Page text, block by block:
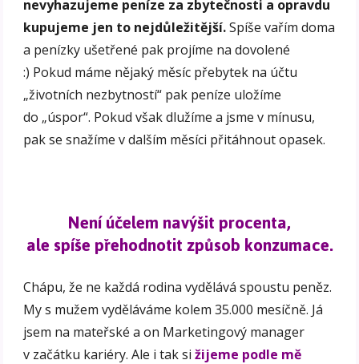
nevyhazujeme peníze za zbytečnosti a opravdu
kupujeme jen to nejdůležitější.Spíše vařím doma
a penízky ušetřené pak projíme na dovolené
:) Pokud máme nějaký měsíc přebytek na účtu
„životních nezbytností“ pak peníze uložíme
do „úspor“. Pokud však dlužíme a jsme v mínusu,
pak se snažíme v dalším měsíci přitáhnout opasek.
Není účelem navýšit procenta,
ale spíše přehodnotit způsob konzumace.
Chápu, že ne každá rodina vydělává spoustu peněz.
My s mužem vyděláváme kolem 35.000 mesíčně. Já
jsem na mateřské a on Marketingový manager
v začátku kariéry. Ale i tak si žijeme podle mě